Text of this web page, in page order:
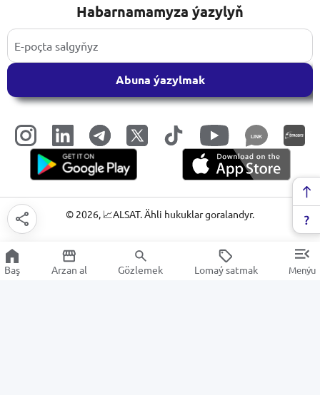
Habarnamamyza ýazylyň
Abuna ýazylmak
LINK
© 2026, 📈ALSAT. Ähli hukuklar goralandyr.
Baş Arzan al Gözlemek Lomaý satmak Menýu